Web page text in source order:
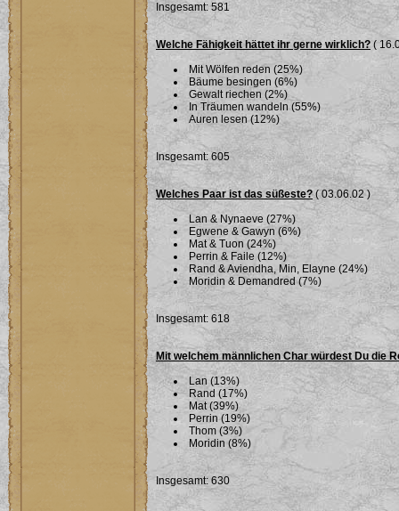
Insgesamt: 581
Welche Fähigkeit hättet ihr gerne wirklich? (
Mit Wölfen reden (25%)
Bäume besingen (6%)
Gewalt riechen (2%)
In Träumen wandeln (55%)
Auren lesen (12%)
Insgesamt: 605
Welches Paar ist das süßeste?( 03.06.02 )
Lan & Nynaeve (27%)
Egwene & Gawyn (6%)
Mat & Tuon (24%)
Perrin & Faile (12%)
Rand & Aviendha, Min, Elayne (24%)
Moridin & Demandred (7%)
Insgesamt: 618
Mit welchem männlichen Char würdest Du die
Lan (13%)
Rand (17%)
Mat (39%)
Perrin (19%)
Thom (3%)
Moridin (8%)
Insgesamt: 630